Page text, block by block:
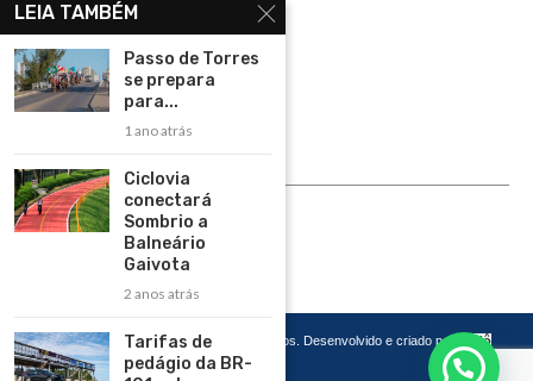
Assinar
Contato
Política de Privacidade
Rádio Maristela - Ao Vivo
ASSINE
Copyright 2026 – Todos os Direitos Reservados. Desenvolvido e criado por
Cadô
Agência de Marketing
LEIA TAMBÉM
Passo de Torres
se prepara
para...
1 ano atrás
Ciclovia
conectará
Sombrio a
Balneário
Gaivota
2 anos atrás
Tarifas de
pedágio da BR-